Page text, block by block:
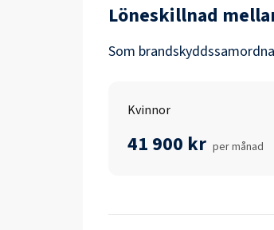
Löneskillnad
Som
Kvinnor
41 900 kr per månad